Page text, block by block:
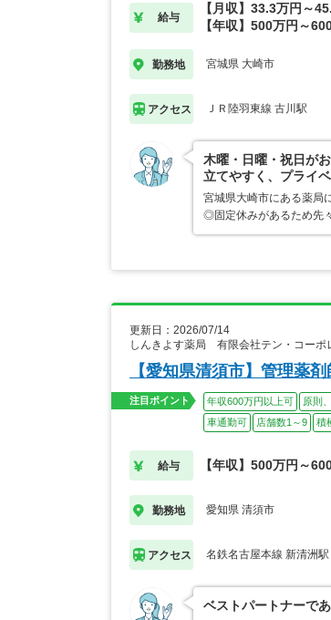
給与
【月収】33.3万円～
【年収】500万円～
勤務地 宮城県 大崎市
アクセス ＪＲ陸羽東線 古川駅
木曜・日曜・祝日が
立てやすく、プライ
宮城県大崎市にある薬局
◎固定休みがあるため先
更新日：2026/07/14
しんきよす薬局 有限会社テン・コーポ
【愛知県清須市】管理薬
注目ポイント 年収600万円以上可 原則
車通勤可
店舗数1～9 積
給与 【年収】500万円～
勤務地 愛知県 清須市
アクセス 名鉄名古屋本線 新清洲駅
ベストパートナーで